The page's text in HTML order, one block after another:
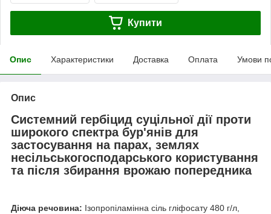
Купити
Опис Характеристики Доставка Оплата Умови
Опис
Системний гербіцид суцільної дії проти
широкого спектра бур'янів для
застосування на парах, землях
несільськогосподарського користування
та після збирання врожаю попередника
Діюча речовина: Ізопропіламінна сіль гліфосату 480 г/л,